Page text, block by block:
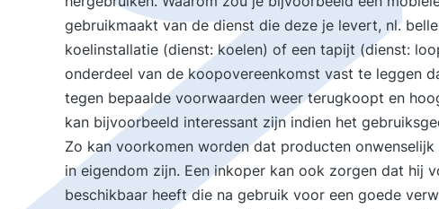
gebruikmaakt van de dienst die deze je levert, nl.
koelinstallatie (dienst: koelen) of een tapijt (dienst:
onderdeel van de koopovereenkomst vast te leggen
tegen bepaalde voorwaarden weer terugkoopt en
kan bijvoorbeeld interessant zijn indien het
Zo kan voorkomen worden dat producten
in eigendom zijn. Een inkoper kan ook zorgen dat hij
beschikbaar heeft die na gebruik voor een goede